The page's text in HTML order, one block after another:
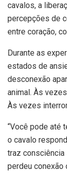
cavalos, a
percepções de
entre coração,
Durante as
estados de
desconexão
animal. Às
Às vezes
“Você pode até
o cavalo
traz
perdeu conexão